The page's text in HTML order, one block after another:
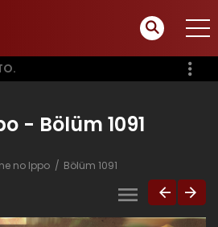
- Bölüm 1091
no Ippo Bölüm 1091